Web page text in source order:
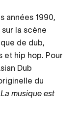
années 1990,
sur la scène
de dub,
et hip hop. Pour
Dub
du
La musique est